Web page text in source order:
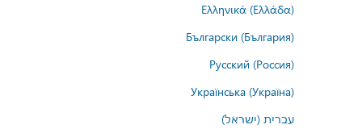
Ελληνικά (Ελλάδα)
Български (България)
Русский (Россия)
Українська (Україна)
עברית (ישראל)